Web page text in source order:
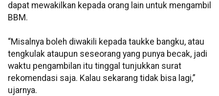
dapat mewakilkan kepada orang lain untuk mengambil
BBM.
“Misalnya boleh diwakili kepada taukke bangku, atau
tengkulak ataupun seseorang yang punya becak, jadi
waktu pengambilan itu tinggal tunjukkan surat
rekomendasi saja. Kalau sekarang tidak bisa lagi,”
ujarnya.